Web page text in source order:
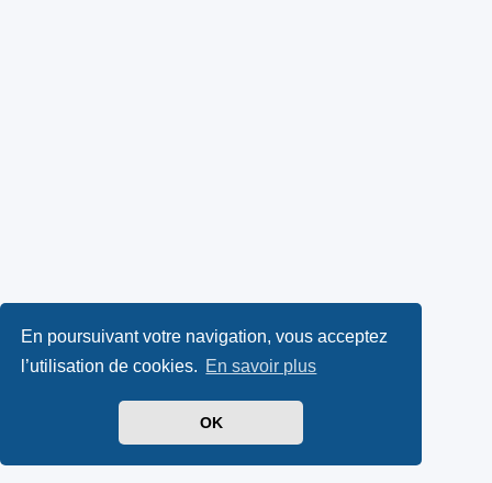
En poursuivant votre navigation, vous acceptez
l’utilisation de cookies. En savoir plus
OK